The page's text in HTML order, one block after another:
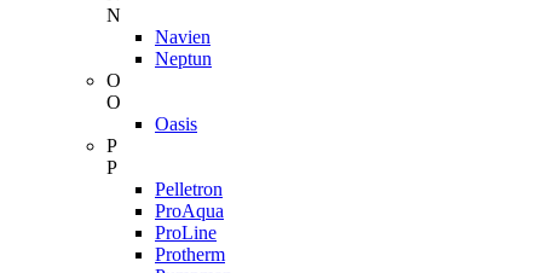
N
Navien
Neptun
O
O
Oasis
P
P
Pelletron
ProAqua
ProLine
Protherm